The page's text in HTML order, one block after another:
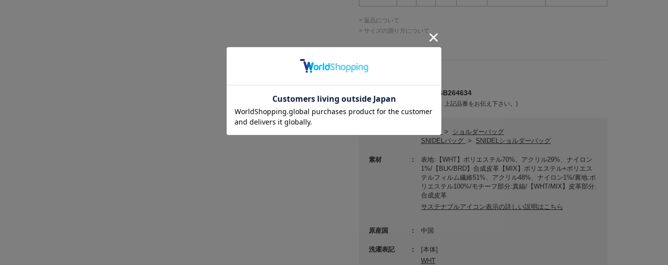
> 返品について
> サイズの測り方について
詳細情報
メーカー品番 ： SWGB264634
(店舗でお問い合わせの際には、上記品番をお伝え下さい。)
>
ショルダーバッグ
SNIDELバッグ > SNIDELショルダーバッグ
素材
表地:【WHT】ポリエステル70%、アクリル29%、ナイロン
1%/【BLK/BRD】合成皮革【MIX】ポリエステル+ポリエス
テルフィルム繊維51%、アクリル48%、ナイロン1%/裏地:ポ
リエステル100%/モチーフ部分:真鍮/【WHT/MIX】皮革部分:
合成皮革
サステナブルアイコン表示の詳しい説明はこちら
原産国 中国
洗濯表記
[本体]
WHT